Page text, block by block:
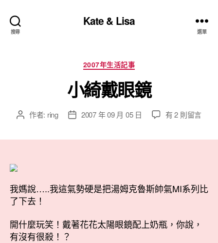
搜尋
Kate & Lisa
選單
分
類
2007年生活記事
小綺戴眼鏡
文 作者: ring
文 2007 年 09 月 05 日
在
有 2 則留言
我媽說…..我這氣勢硬是把湯姆克魯斯帥氣MI系列比
了下去！
開什麼玩笑！戴著花花太陽眼鏡配上奶瓶，你說，
有沒有很殺！？